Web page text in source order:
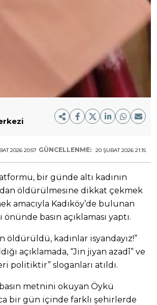
2026 20:57 GÜNCELLENME: 20 ŞUBAT 2026 21:15
bir günde altı kadının
öldürülmesine dikkat çekmek
amacıyla Kadıköy’de bulunan
önünde basın açıklaması yaptı.
öldürüldü, kadınlar isyandayız!”
açıklamada, “Jin jiyan azadî” ve
politiktir” sloganları atıldı.
metnini okuyan Öykü
bir gün içinde farklı şehirlerde